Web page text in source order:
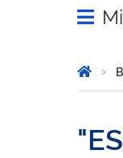
Abrir